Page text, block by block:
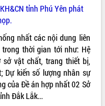
tỉnh Phú Yên phát
nhất các nội dung liên
trong thời gian tới như: Hệ
sở vật chất, trang thiết bị,
Dự kiến số lượng nhân sự
của Đề án hợp nhất 02 Sở
Đắk Lắk...